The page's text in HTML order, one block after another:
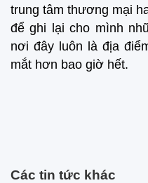
trung tâm thương mại
để ghi lại cho mình
nơi đây luôn là địa
mắt hơn bao giờ hết.
Các tin tức khác